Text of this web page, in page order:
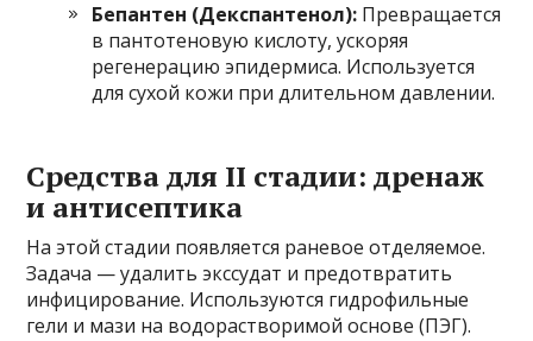
Бепантен (Декспантенол): Превращается
в пантотеновую кислоту, ускоряя
регенерацию эпидермиса. Используется
для сухой кожи при длительном давлении.
Средства для II стадии: дренаж
и антисептика
На этой стадии появляется раневое отделяемое.
Задача — удалить экссудат и предотвратить
инфицирование. Используются гидрофильные
гели и мази на водорастворимой основе (ПЭГ).